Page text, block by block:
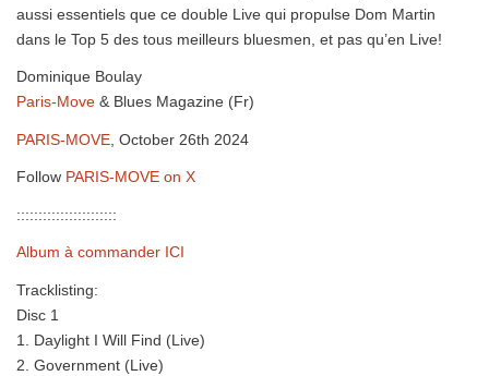
aussi essentiels que ce double Live qui propulse Dom Martin
dans le Top 5 des tous meilleurs bluesmen, et pas qu’en Live!
Dominique Boulay
Paris-Move & Blues Magazine (Fr)
PARIS-MOVE , October 26th 2024
Follow PARIS-MOVE on X
:::::::::::::::::::::::
Album à commander ICI
Tracklisting:
Disc 1
1. Daylight I Will Find (Live)
2. Government (Live)